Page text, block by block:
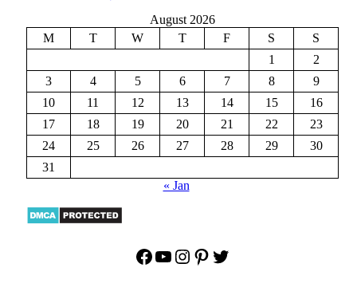
August 2026
M
T W T F S
S
1
2
3
4 5 6 7 8
9
10
11 12 13 14 15
16
17
18 19 20 21 22
23
24
25 26 27 28 29
30
31
« Jan
Facebook
YouTube
Instagram
Pinterest
Twitter